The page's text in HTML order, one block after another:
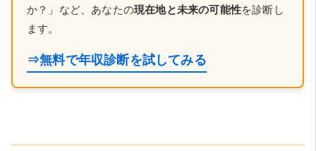
か？」など、あなたの現在地と未来の可能性を診断し
ます。
⇒無料で年収診断を試してみる